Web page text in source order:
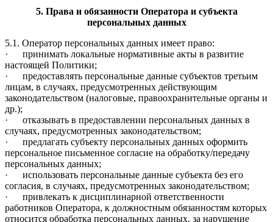
5. Права и обязанности Оператора и субъекта
персональных данных
5.1. Оператор персональных данных имеет право:
· принимать локальные нормативные акты в развитие
настоящей Политики;
· предоставлять персональные данные субъектов третьим
лицам, в случаях, предусмотренных действующим
законодательством (налоговые, правоохранительные органы и
др.);
· отказывать в предоставлении персональных данных в
случаях, предусмотренных законодательством;
· предлагать субъекту персональных данных оформить
персональное письменное согласие на обработку/передачу
персональных данных;
· использовать персональные данные субъекта без его
согласия, в случаях, предусмотренных законодательством;
· привлекать к дисциплинарной ответственности
работников Оператора, к должностным обязанностям которых
относится обработка персональных данных, за нарушение